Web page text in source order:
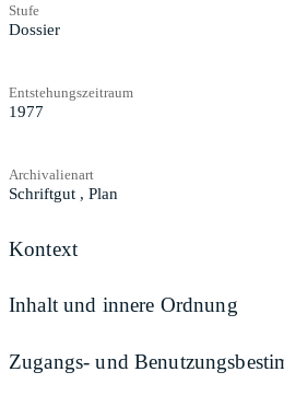
Stufe
Dossier
Entstehungszeitraum
1977
Archivalienart
Schriftgut , Plan
Kontext
Inhalt und innere Ordnung
Zugangs- und